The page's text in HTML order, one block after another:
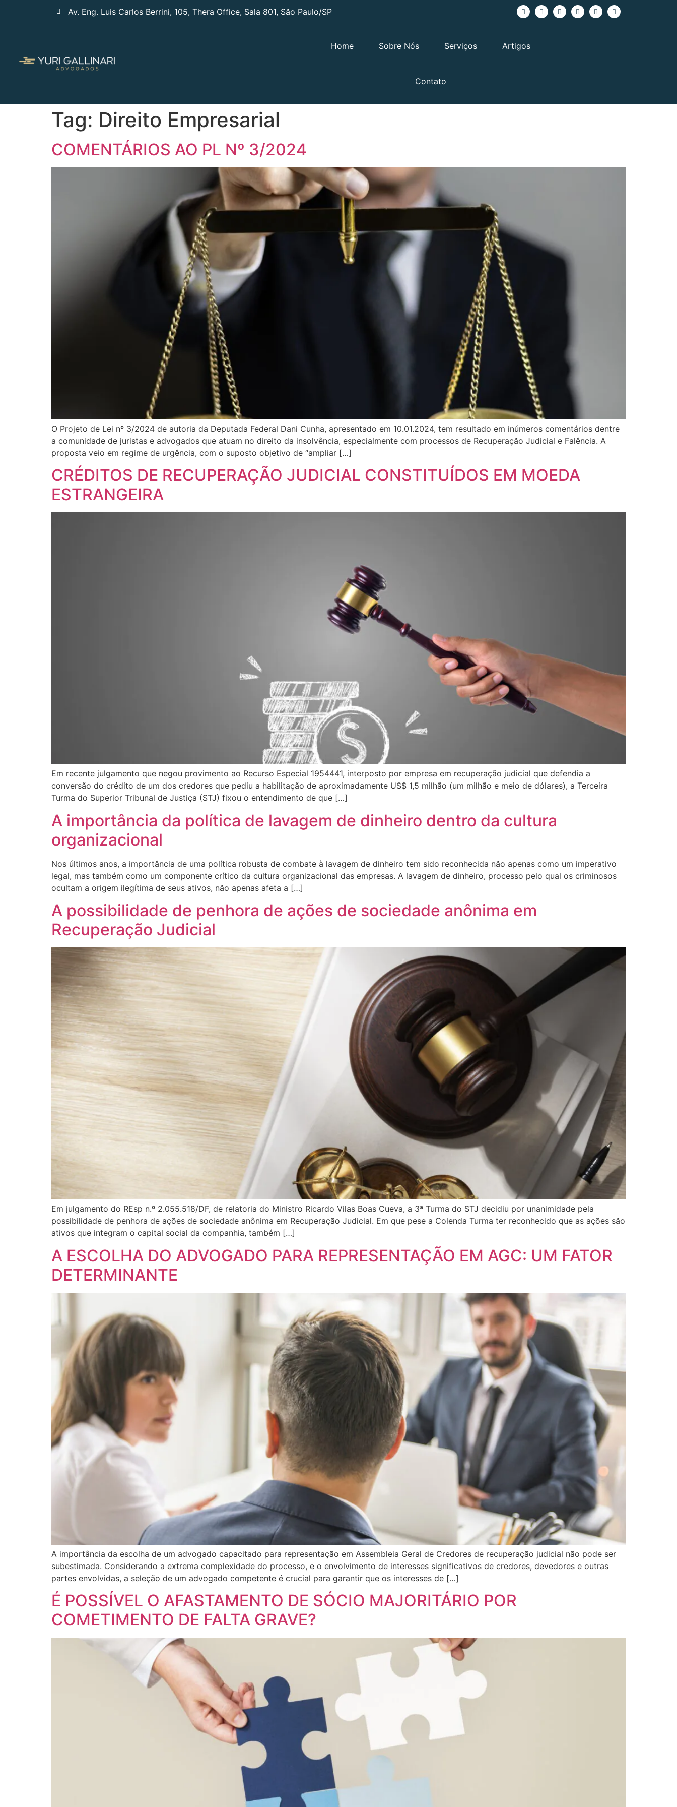
Av. Eng. Luis Carlos Berrini, 105, Thera Office, Sala 801, São Paulo/SP
Home Sobre Nós Serviços Artigos
Contato
Tag: Direito Empresarial
COMENTÁRIOS AO PL Nº 3/2024
O Projeto de Lei nº 3/2024 de autoria da Deputada Federal Dani Cunha, apresentado em 10.01.2024, tem resultado em inúmeros comentários dentre
a comunidade de juristas e advogados que atuam no direito da insolvência, especialmente com processos de Recuperação Judicial e Falência. A
proposta veio em regime de urgência, com o suposto objetivo de “ampliar […]
CRÉDITOS DE RECUPERAÇÃO JUDICIAL CONSTITUÍDOS EM MOEDA
ESTRANGEIRA
Em recente julgamento que negou provimento ao Recurso Especial 1954441, interposto por empresa em recuperação judicial que defendia a
conversão do crédito de um dos credores que pediu a habilitação de aproximadamente US$ 1,5 milhão (um milhão e meio de dólares), a Terceira
Turma do Superior Tribunal de Justiça (STJ) fixou o entendimento de que […]
A importância da política de lavagem de dinheiro dentro da cultura
organizacional
Nos últimos anos, a importância de uma política robusta de combate à lavagem de dinheiro tem sido reconhecida não apenas como um imperativo
legal, mas também como um componente crítico da cultura organizacional das empresas. A lavagem de dinheiro, processo pelo qual os criminosos
ocultam a origem ilegítima de seus ativos, não apenas afeta a […]
A possibilidade de penhora de ações de sociedade anônima em
Recuperação Judicial
Em julgamento do REsp n.º 2.055.518/DF, de relatoria do Ministro Ricardo Vilas Boas Cueva, a 3ª Turma do STJ decidiu por unanimidade pela
possibilidade de penhora de ações de sociedade anônima em Recuperação Judicial. Em que pese a Colenda Turma ter reconhecido que as ações são
ativos que integram o capital social da companhia, também […]
A ESCOLHA DO ADVOGADO PARA REPRESENTAÇÃO EM AGC: UM FATOR
DETERMINANTE
A importância da escolha de um advogado capacitado para representação em Assembleia Geral de Credores de recuperação judicial não pode ser
subestimada. Considerando a extrema complexidade do processo, e o envolvimento de interesses significativos de credores, devedores e outras
partes envolvidas, a seleção de um advogado competente é crucial para garantir que os interesses de […]
É POSSÍVEL O AFASTAMENTO DE SÓCIO MAJORITÁRIO POR
COMETIMENTO DE FALTA GRAVE?